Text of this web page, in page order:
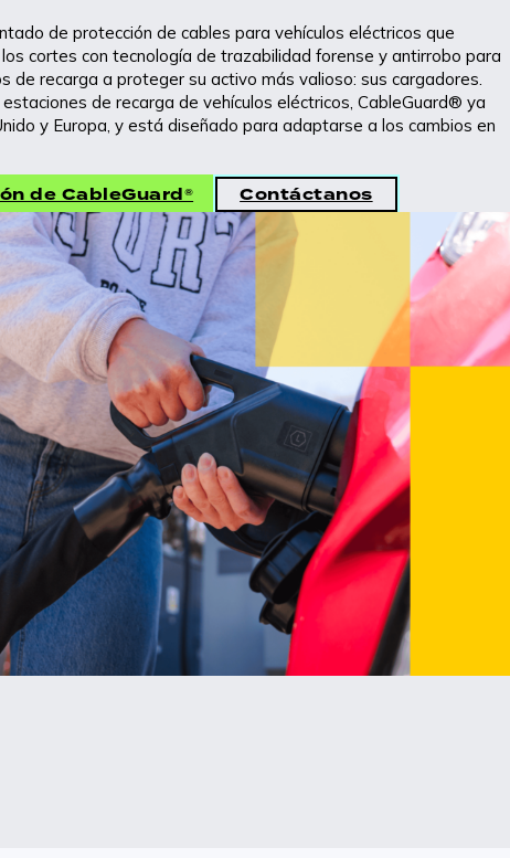
diseño y
de toda tu
Cimientos ecológicos prefabricados de
de instalación rápida, diseñados para la
de vehículos eléctricos.
que mejoran la
los equipos de
Señalización de muelles resistente y de alto
contraste, diseñada para facilitar la
reforzar la imagen de marca en las
de protección de cables para vehículos eléctricos que
cortes con tecnología de trazabilidad forense y antirrobo para
de recarga a proteger su activo más valioso: sus cargadores.
de recarga de vehículos eléctricos, CableGuard® ya
y Europa, y está diseñado para adaptarse a los cambios en
de CableGuard® Contáctanos